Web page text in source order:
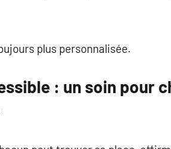
plus personnalisée.
: un soin pour